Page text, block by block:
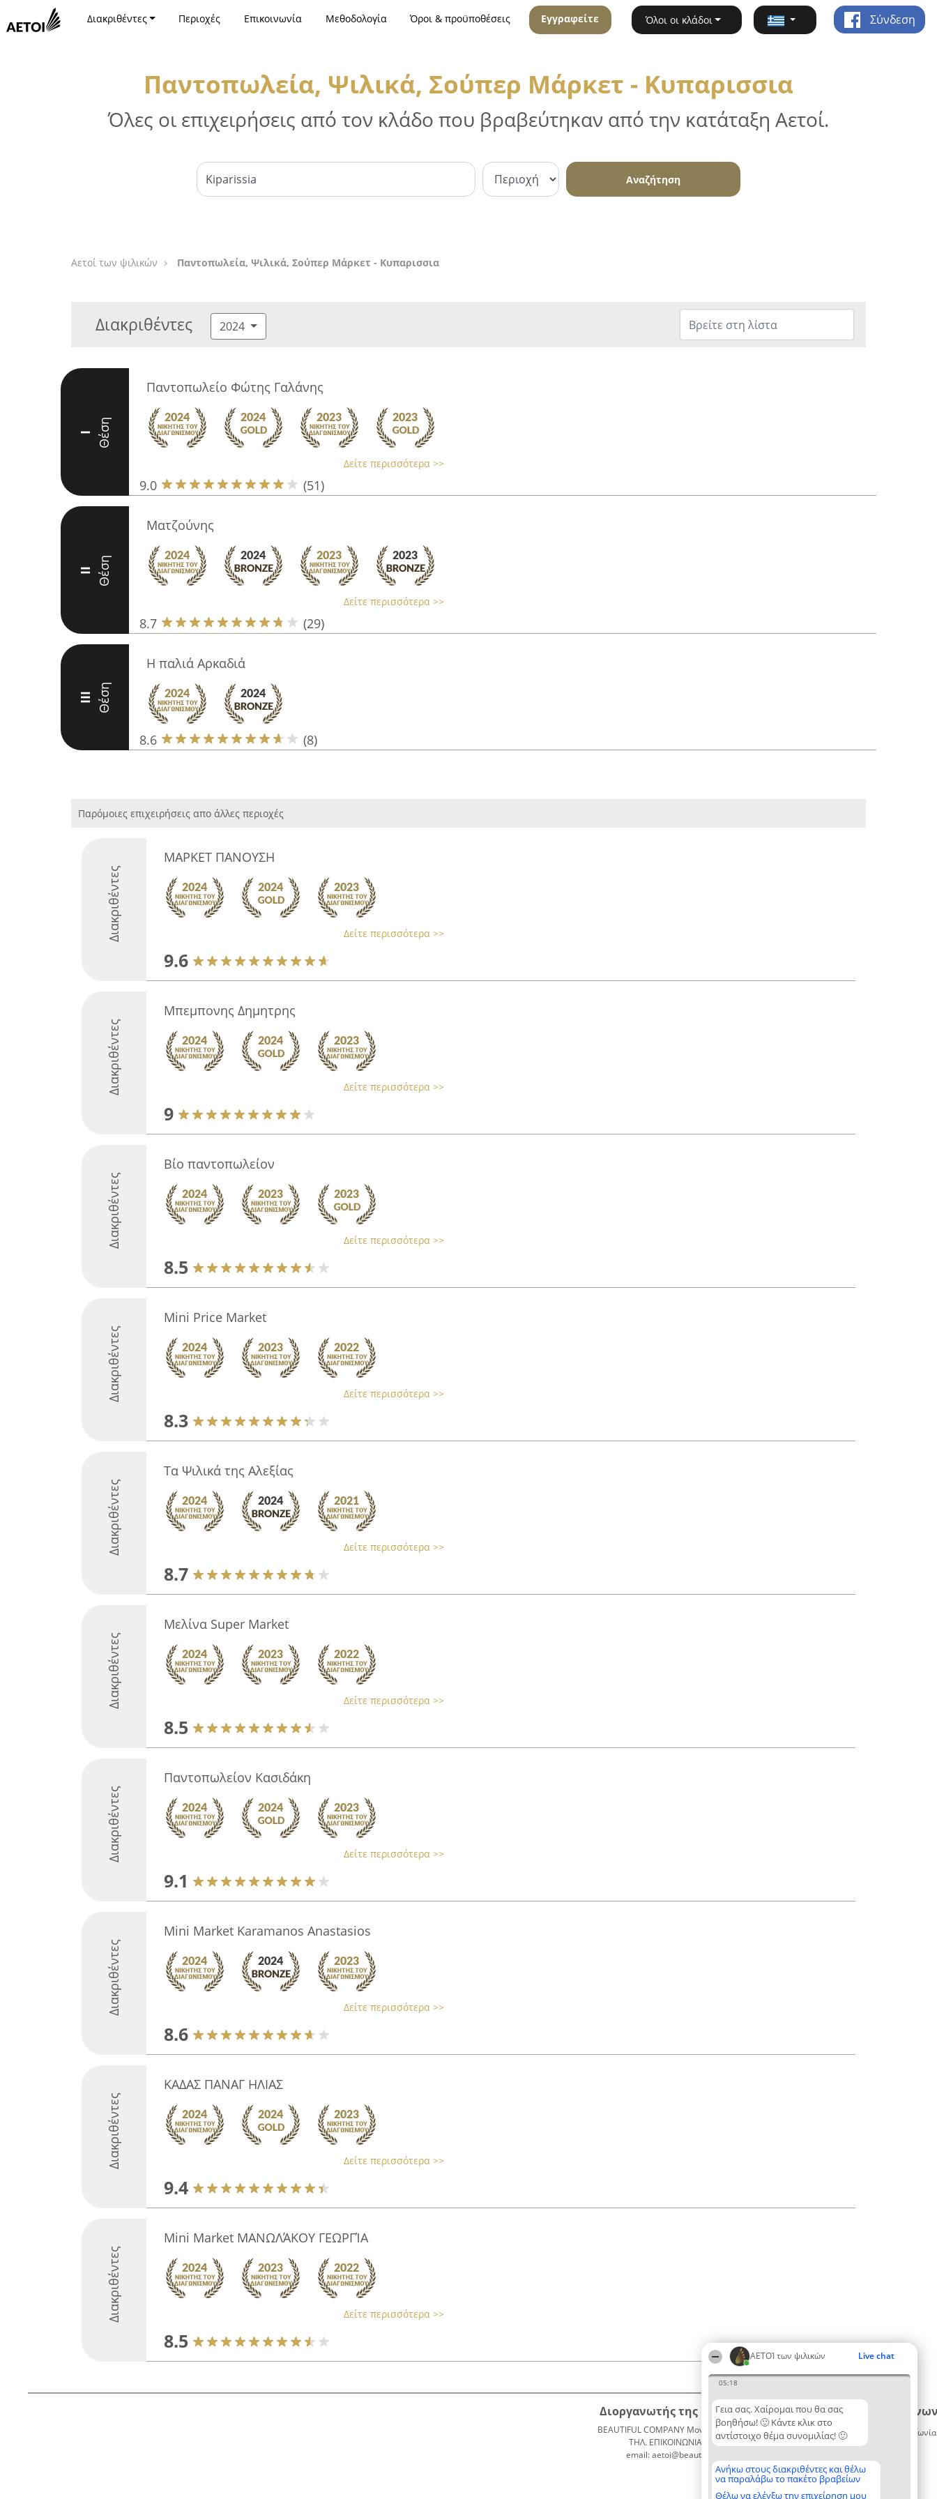
ΑΕΤΟΊ των ψιλικών Live chat
05:18
Γεια σας. Χαίρομαι που θα σας
βοηθήσω! 🙂 Κάντε κλικ στο
αντίστοιχο θέμα συνομιλίας! 🙂
Ανήκω στους διακριθέντες και θέλω
να παραλάβω το πακέτο βραβείων
Θέλω να ελέγξω την επιχείρηση μου
Διακριθέντες Περιοχές Επικοινωνία Μεθοδολογία Όροι & προϋποθέσεις Εγγραφείτε Όλοι οι κλάδοι Σύνδεση
Παντοπωλεία, Ψιλικά, Σούπερ Μάρκετ - Κυπαρισσια
Όλες οι επιχειρήσεις από τον κλάδο που βραβεύτηκαν από την κατάταξη Αετοί.
Αναζήτηση
Αετοί των ψιλικών Παντοπωλεία, Ψιλικά, Σούπερ Μάρκετ - Κυπαρισσια
Διακριθέντες 2024
I Θέση
Παντοπωλείο Φώτης Γαλάνης
Δείτε περισσότερα >>
9.0 (51)
II Θέση
Ματζούνης
Δείτε περισσότερα >>
8.7 (29)
III Θέση
Η παλιά Αρκαδιά
8.6 (8)
Παρόμοιες επιχειρήσεις απο άλλες περιοχές
Διακριθέντες
ΜΑΡΚΕΤ ΠΑΝΟΥΣΗ
Δείτε περισσότερα >>
9.6
Διακριθέντες
Μπεμπονης Δημητρης
Δείτε περισσότερα >>
9
Διακριθέντες
Βίο παντοπωλείον
Δείτε περισσότερα >>
8.5
Διακριθέντες
Mini Price Market
Δείτε περισσότερα >>
8.3
Διακριθέντες
Τα Ψιλικά της Αλεξίας
Δείτε περισσότερα >>
8.7
Διακριθέντες
Μελίνα Super Market
Δείτε περισσότερα >>
8.5
Διακριθέντες
Παντοπωλείον Κασιδάκη
Δείτε περισσότερα >>
9.1
Διακριθέντες
Mini Market Karamanos Anastasios
Δείτε περισσότερα >>
8.6
Διακριθέντες
ΚΑΔΑΣ ΠΑΝΑΓ ΗΛΙΑΣ
Δείτε περισσότερα >>
9.4
Διακριθέντες
Mini Market ΜΑΝΩΛΆΚΟΥ ΓΕΩΡΓΊΑ
Δείτε περισσότερα >>
8.5
Διοργανωτής της κατάταξης
BEAUTIFUL COMPANY Μονοπρόσωπη ΙΚΕ
ΤΗΛ. ΕΠΙΚΟΙΝΩΝΙΑΣ: 2104128019
email: aetoi@beautifulcompany.co
Κατάταξη
Διακριθέντες
Λίστα
διακριθέντων
Μεθοδολογία
Όροι &
Επικοινωνία